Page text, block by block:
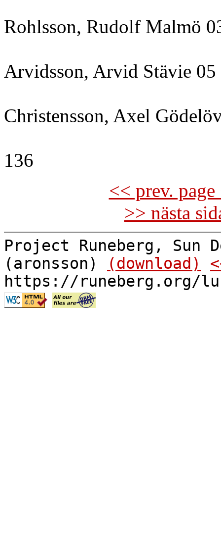
Rohlsson, Rudolf Malmö
Arvidsson, Arvid Stävie 05
Christensson, Axel
136
<< prev.
>> nästa
Project Runeberg, Sun
(aronsson)
(download)
https://runeberg.org/